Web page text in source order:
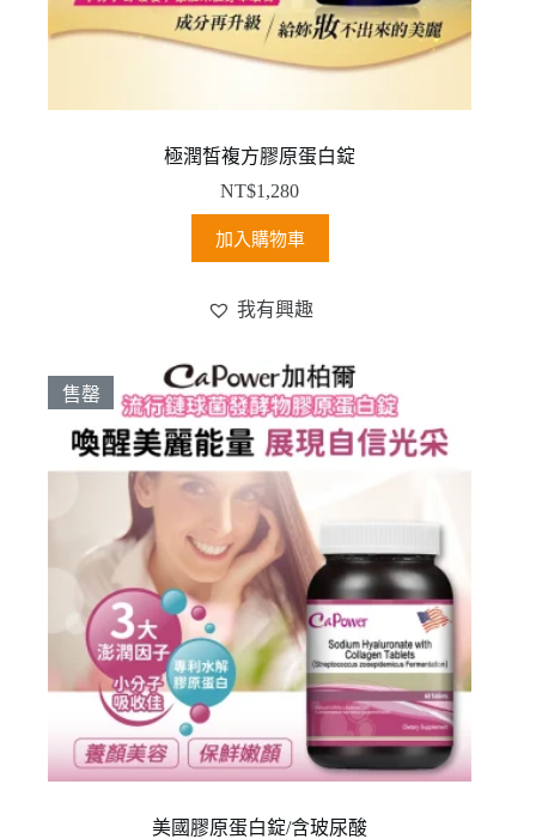
極潤皙複方膠原蛋白錠
NT$1,280
加入購物車
我有興趣
售罄
美國膠原蛋白錠/含玻尿酸